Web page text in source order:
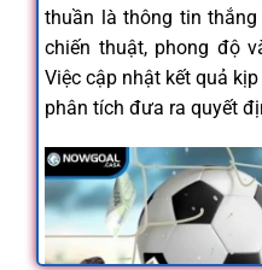
thuần là thông tin
chiến thuật, phong độ
Việc cập nhật kết quả
phân tích đưa ra quyết